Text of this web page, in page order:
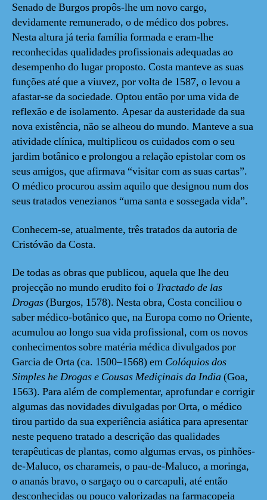
Senado de Burgos propôs-lhe um novo cargo,
devidamente remunerado, o de médico dos pobres.
Nesta altura já teria família formada e eram-lhe
reconhecidas qualidades profissionais adequadas ao
desempenho do lugar proposto. Costa manteve as suas
funções até que a viuvez, por volta de 1587, o levou a
afastar-se da sociedade. Optou então por uma vida de
reflexão e de isolamento. Apesar da austeridade da sua
nova existência, não se alheou do mundo. Manteve a sua
atividade clínica, multiplicou os cuidados com o seu
jardim botânico e prolongou a relação epistolar com os
seus amigos, que afirmava “visitar com as suas cartas”.
O médico procurou assim aquilo que designou num dos
seus tratados venezianos “uma santa e sossegada vida”.
Conhecem-se, atualmente, três tratados da autoria de
Cristóvão da Costa.
De todas as obras que publicou, aquela que lhe deu
projecção no mundo erudito foi o Tractado de las
Drogas(Burgos, 1578). Nesta obra, Costa conciliou o
saber médico-botânico que, na Europa como no Oriente,
acumulou ao longo sua vida profissional, com os novos
conhecimentos sobre matéria médica divulgados por
Garcia de Orta (ca. 1500–1568) em Colóquios dos
Simples he Drogas e Cousas Mediçinais da India(Goa,
1563). Para além de complementar, aprofundar e corrigir
algumas das novidades divulgadas por Orta, o médico
tirou partido da sua experiência asiática para apresentar
neste pequeno tratado a descrição das qualidades
terapêuticas de plantas, como algumas ervas, os pinhões-
de-Maluco, os charameis, o pau-de-Maluco, a moringa,
o ananás bravo, o sargaço ou o carcapuli, até então
desconhecidas ou pouco valorizadas na farmacopeia